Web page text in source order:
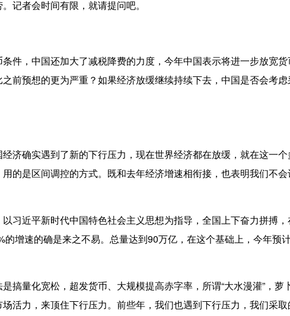
者会时间有限，就请提问吧。
，中国还加大了减税降费的力度，今年中国表示将进一步放宽
前预想的更为严重？如果经济放缓继续持续下去，中国是否会考
确实遇到了新的下行压力，现在世界经济都在放缓，就在这一
的是区间调控的方式。既和去年经济增速相衔接，也表明我们不
近平新时代中国特色社会主义思想为指导，全国上下奋力拼搏
增速的确是来之不易。总量达到90万亿，在这个基础上，今年预
量化宽松，超发货币、大规模提高赤字率，所谓“大水漫灌”，萝
活力，来顶住下行压力。前些年，我们也遇到下行压力，我们采